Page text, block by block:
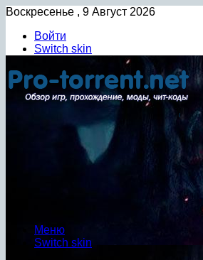
Воскресенье , 9 Август 2026
Войти
Switch skin
Меню
Switch skin